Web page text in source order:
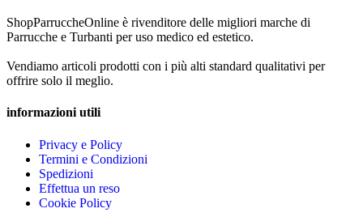
ShopParruccheOnline è rivenditore delle migliori marche di
Parrucche e Turbanti per uso medico ed estetico.
Vendiamo articoli prodotti con i più alti standard qualitativi per
offrire solo il meglio.
informazioni utili
Privacy e Policy
Termini e Condizioni
Spedizioni
Effettua un reso
Cookie Policy